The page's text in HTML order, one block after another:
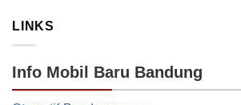
LINKS
Info Mobil Baru Bandung